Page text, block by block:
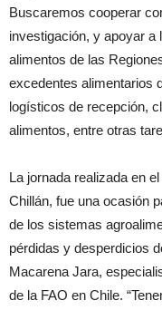
Buscaremos cooperar
investigación, y apoyar
alimentos de las
excedentes alimentarios
logísticos de recepción,
alimentos, entre otras
La jornada realizada en
Chillán, fue una ocasión
de los sistemas
pérdidas y desperdicios
Macarena Jara,
de la FAO en Chile.